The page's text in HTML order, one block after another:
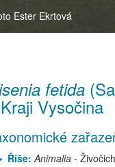
Ester Ekrtová
fetida
Vysočina
Říše:Animalia-